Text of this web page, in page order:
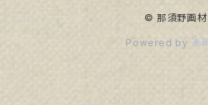
© 那須野画材
Powered by